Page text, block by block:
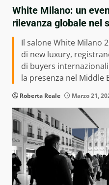
White Milano: un
rilevanza globale nel
Il salone White Milano
di new luxury,
di buyers
la presenza nel Middle
Roberta Reale Marzo 21,